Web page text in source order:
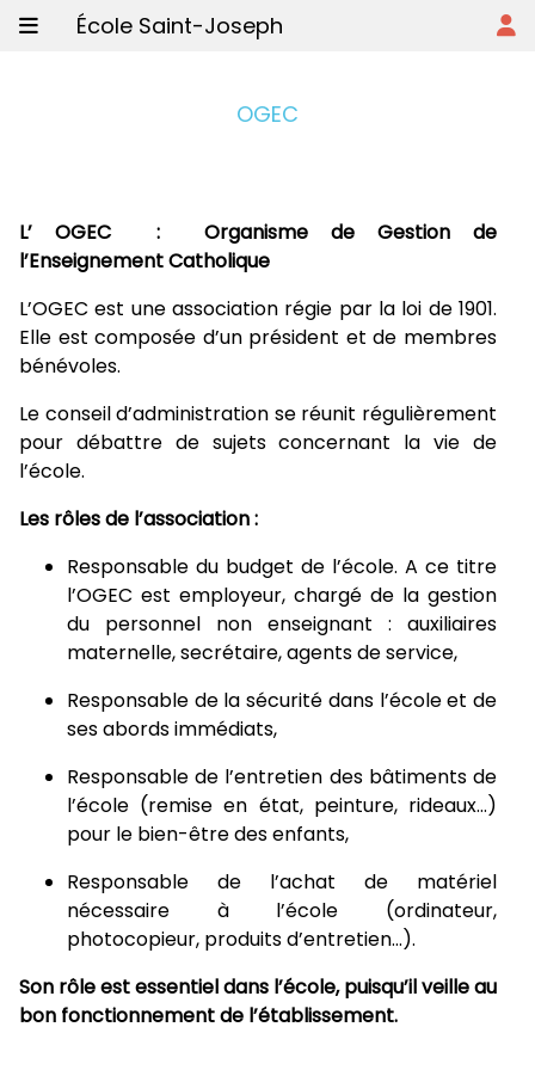
École Saint-Joseph
OGEC
L’
OGEC : Organisme de Gestion de
l’Enseignement Catholique
L’OGEC est une association régie par la loi de 1901.
Elle est composée d’un président et de membres
bénévoles.
Le conseil d’administration se réunit régulièrement
pour débattre de sujets concernant la vie de
l’école.
Les rôles de l’association :
Responsable du budget de l’école. A ce titre
l’OGEC est employeur, chargé de la gestion
du personnel non enseignant : auxiliaires
maternelle, secrétaire, agents de service,
Responsable de la sécurité dans l’école et de
ses abords immédiats,
Responsable de l’entretien des bâtiments de
l’école (remise en état, peinture, rideaux…)
pour le bien-être des enfants,
Responsable de l’achat de matériel
nécessaire à l’école (ordinateur,
photocopieur, produits d’entretien…).
Son rôle est essentiel dans l’école, puisqu’il veille au
bon fonctionnement de l’établissement.